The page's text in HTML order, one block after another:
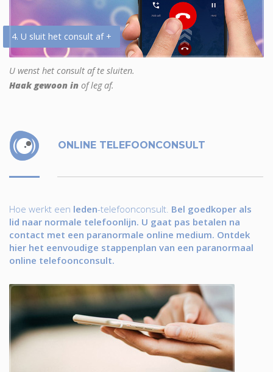
4. U sluit het consult af +
U wenst het consult af te sluiten.
Haak gewoon in of leg af.
ONLINE TELEFOONCONSULT
Hoe werkt een leden-telefoonconsult. Bel goedkoper als
lid naar normale telefoonlijn. U gaat pas betalen na
contact met een paranormale online medium. Ontdek
hier het eenvoudige stappenplan van een paranormaal
online telefoonconsult.